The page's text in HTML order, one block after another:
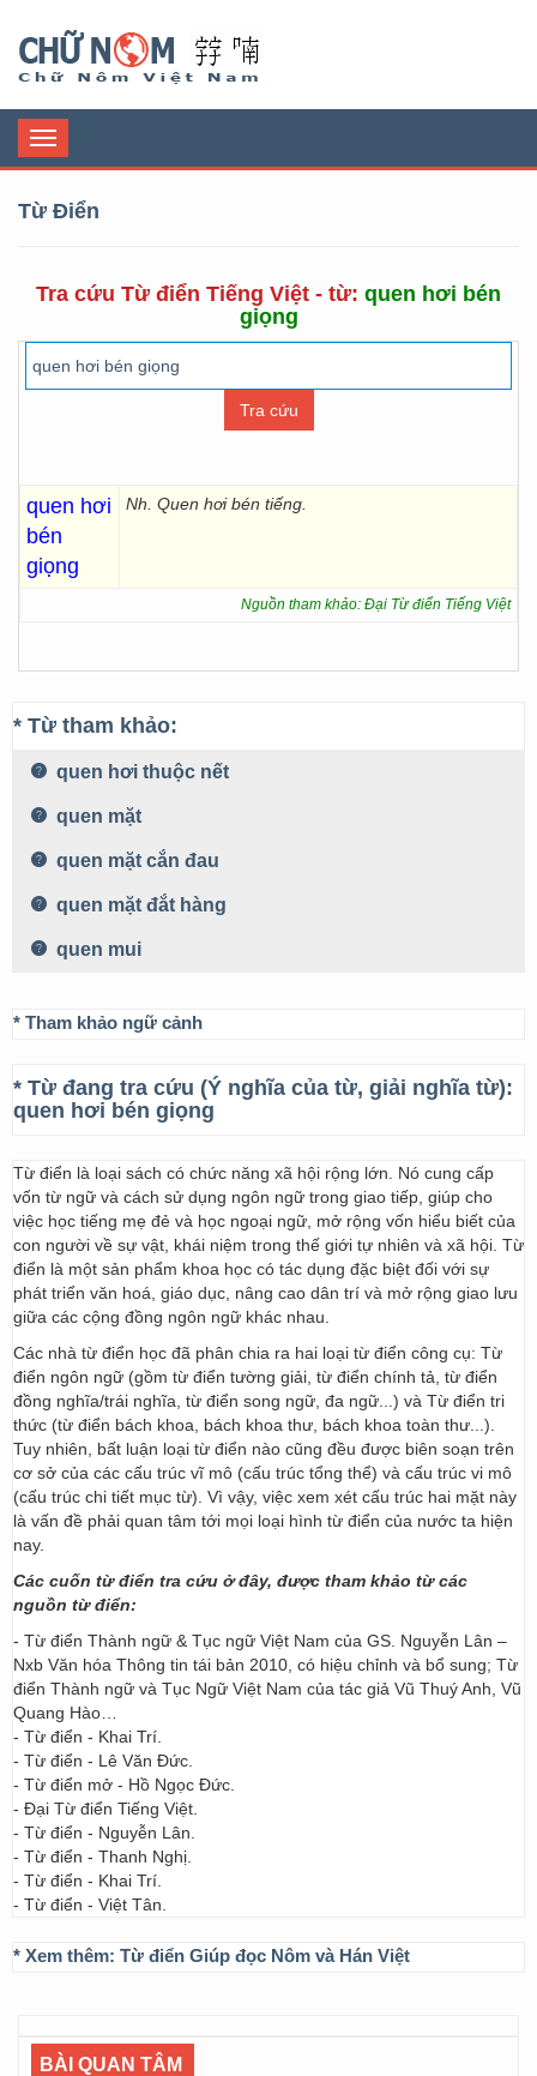
Toggle
navigation
Từ Điển
Tra cứu Từ điển Tiếng Việt - từ: quen hơi bén
giọng
quen hơi
bén
giọng
Nh. Quen hơi bén tiếng.
Nguồn tham khảo: Đại Từ điển Tiếng Việt
* Từ tham khảo:
quen hơi thuộc nết
quen mặt
quen mặt cắn đau
quen mặt đắt hàng
quen mui
* Tham khảo ngữ cảnh
* Từ đang tra cứu (Ý nghĩa của từ, giải nghĩa từ):
quen hơi bén giọng
Từ điển là loại sách có chức năng xã hội rộng lớn. Nó cung cấp
vốn từ ngữ và cách sử dụng ngôn ngữ trong giao tiếp, giúp cho
việc học tiếng mẹ đẻ và học ngoại ngữ, mở rộng vốn hiểu biết của
con người về sự vật, khái niệm trong thế giới tự nhiên và xã hội. Từ
điển là một sản phẩm khoa học có tác dụng đặc biệt đối với sự
phát triển văn hoá, giáo dục, nâng cao dân trí và mở rộng giao lưu
giữa các cộng đồng ngôn ngữ khác nhau.
Các nhà từ điển học đã phân chia ra hai loại từ điển công cụ: Từ
điển ngôn ngữ (gồm từ điển tường giải, từ điển chính tả, từ điển
đồng nghĩa/trái nghĩa, từ điển song ngữ, đa ngữ...) và Từ điển tri
thức (từ điển bách khoa, bách khoa thư, bách khoa toàn thư...).
Tuy nhiên, bất luận loại từ điển nào cũng đều được biên soạn trên
cơ sở của các cấu trúc vĩ mô (cấu trúc tổng thể) và cấu trúc vi mô
(cấu trúc chi tiết mục từ). Vì vậy, việc xem xét cấu trúc hai mặt này
là vấn đề phải quan tâm tới mọi loại hình từ điển của nước ta hiện
nay.
Các cuốn từ điển tra cứu ở đây, được tham khảo từ các
nguồn từ điển:
- Từ điển Thành ngữ & Tục ngữ Việt Nam của GS. Nguyễn Lân –
Nxb Văn hóa Thông tin tái bản 2010, có hiệu chỉnh và bổ sung; Từ
điển Thành ngữ và Tục Ngữ Việt Nam của tác giả Vũ Thuý Anh, Vũ
Quang Hào…
- Từ điển - Khai Trí.
- Từ điển - Lê Văn Đức.
- Từ điển mở - Hồ Ngọc Đức.
- Đại Từ điển Tiếng Việt.
- Từ điển - Nguyễn Lân.
- Từ điển - Thanh Nghị.
- Từ điển - Khai Trí.
- Từ điển - Việt Tân.
* Xem thêm: Từ điển Giúp đọc Nôm và Hán Việt
BÀI QUAN TÂM